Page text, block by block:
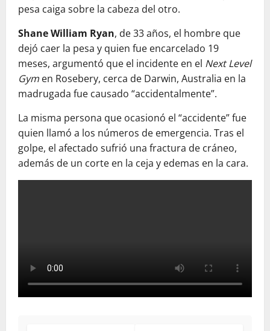
pesa caiga sobre la cabeza del otro.
Shane William Ryan, de 33 años, el hombre que
dejó caer la pesa y quien fue encarcelado 19
meses, argumentó que el incidente en el Next Level
Gym en Rosebery, cerca de Darwin, Australia en la
madrugada fue causado “accidentalmente”.
La misma persona que ocasionó el “accidente” fue
quien llamó a los números de emergencia. Tras el
golpe, el afectado sufrió una fractura de cráneo,
además de un corte en la ceja y edemas en la cara.